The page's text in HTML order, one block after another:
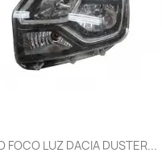
FOCO LUZ DACIA DUSTER...